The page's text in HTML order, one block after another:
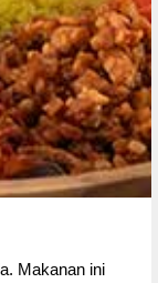
Makanan ini